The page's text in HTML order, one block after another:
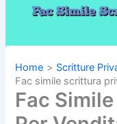
Home
Scritture
Fac simile scrittura
Fac